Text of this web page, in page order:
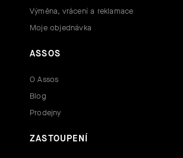
Výměna, vrácení a reklamace
Moje objednávka
ASSOS
O Assos
Blog
Prodejny
ZASTOUPENÍ